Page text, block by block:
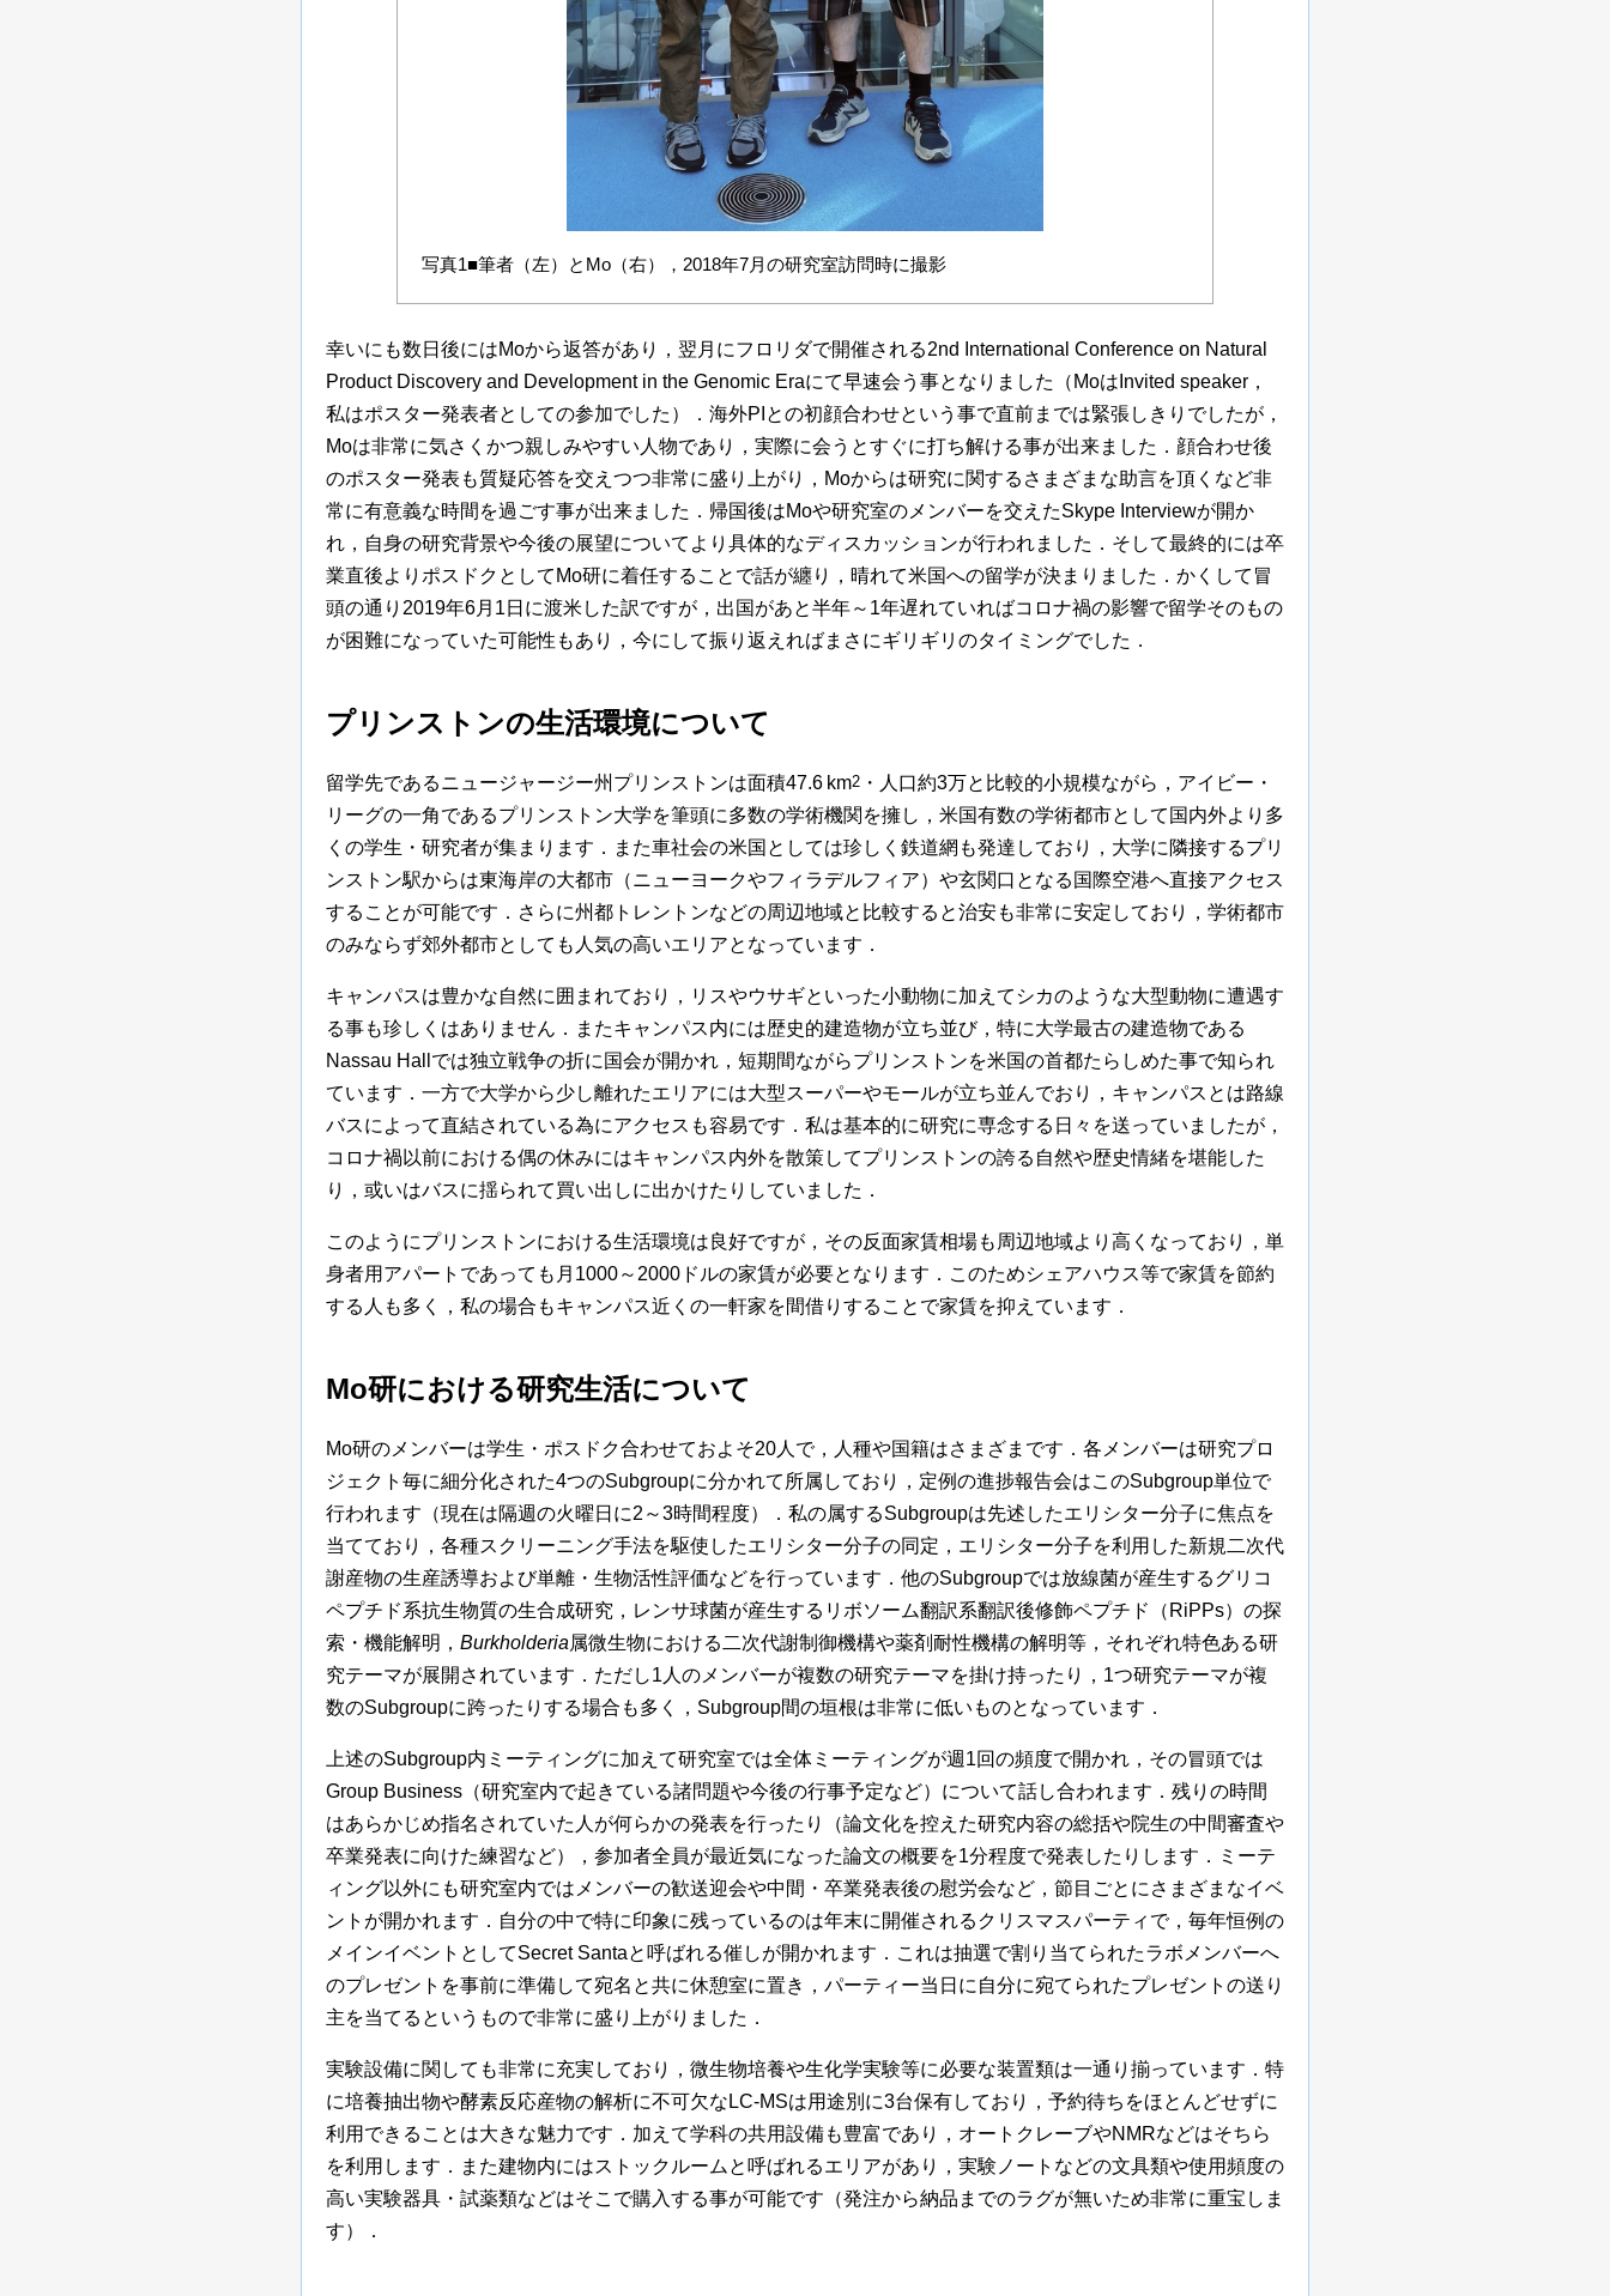
写真1■筆者（左）とMo（右），2018年7月の研究室訪問時に撮影
幸いにも数日後にはMoから返答があり，翌月にフロリダで開催される2nd International Conference on Natural
Product Discovery and Development in the Genomic Eraにて早速会う事となりました（MoはInvited speaker，
私はポスター発表者としての参加でした）．海外PIとの初顔合わせという事で直前までは緊張しきりでしたが，
Moは非常に気さくかつ親しみやすい人物であり，実際に会うとすぐに打ち解ける事が出来ました．顔合わせ後
のポスター発表も質疑応答を交えつつ非常に盛り上がり，Moからは研究に関するさまざまな助言を頂くなど非
常に有意義な時間を過ごす事が出来ました．帰国後はMoや研究室のメンバーを交えたSkype Interviewが開か
れ，自身の研究背景や今後の展望についてより具体的なディスカッションが行われました．そして最終的には卒
業直後よりポスドクとしてMo研に着任することで話が纏り，晴れて米国への留学が決まりました．かくして冒
頭の通り2019年6月1日に渡米した訳ですが，出国があと半年～1年遅れていればコロナ禍の影響で留学そのもの
が困難になっていた可能性もあり，今にして振り返えればまさにギリギリのタイミングでした．
プリンストンの生活環境について
留学先であるニュージャージー州プリンストンは面積47.6 km2 ・人口約3万と比較的小規模ながら，アイビー・
リーグの一角であるプリンストン大学を筆頭に多数の学術機関を擁し，米国有数の学術都市として国内外より多
くの学生・研究者が集まります．また車社会の米国としては珍しく鉄道網も発達しており，大学に隣接するプリ
ンストン駅からは東海岸の大都市（ニューヨークやフィラデルフィア）や玄関口となる国際空港へ直接アクセス
することが可能です．さらに州都トレントンなどの周辺地域と比較すると治安も非常に安定しており，学術都市
のみならず郊外都市としても人気の高いエリアとなっています．
キャンパスは豊かな自然に囲まれており，リスやウサギといった小動物に加えてシカのような大型動物に遭遇す
る事も珍しくはありません．またキャンパス内には歴史的建造物が立ち並び，特に大学最古の建造物である
Nassau Hallでは独立戦争の折に国会が開かれ，短期間ながらプリンストンを米国の首都たらしめた事で知られ
ています．一方で大学から少し離れたエリアには大型スーパーやモールが立ち並んでおり，キャンパスとは路線
バスによって直結されている為にアクセスも容易です．私は基本的に研究に専念する日々を送っていましたが，
コロナ禍以前における偶の休みにはキャンパス内外を散策してプリンストンの誇る自然や歴史情緒を堪能した
り，或いはバスに揺られて買い出しに出かけたりしていました．
このようにプリンストンにおける生活環境は良好ですが，その反面家賃相場も周辺地域より高くなっており，単
身者用アパートであっても月1000～2000ドルの家賃が必要となります．このためシェアハウス等で家賃を節約
する人も多く，私の場合もキャンパス近くの一軒家を間借りすることで家賃を抑えています．
Mo研における研究生活について
Mo研のメンバーは学生・ポスドク合わせておよそ20人で，人種や国籍はさまざまです．各メンバーは研究プロ
ジェクト毎に細分化された4つのSubgroupに分かれて所属しており，定例の進捗報告会はこのSubgroup単位で
行われます（現在は隔週の火曜日に2～3時間程度）．私の属するSubgroupは先述したエリシター分子に焦点を
当てており，各種スクリーニング手法を駆使したエリシター分子の同定，エリシター分子を利用した新規二次代
謝産物の生産誘導および単離・生物活性評価などを行っています．他のSubgroupでは放線菌が産生するグリコ
ペプチド系抗生物質の生合成研究，レンサ球菌が産生するリボソーム翻訳系翻訳後修飾ペプチド（RiPPs）の探
索・機能解明， Burkholderia属微生物における二次代謝制御機構や薬剤耐性機構の解明等，それぞれ特色ある研
究テーマが展開されています．ただし1人のメンバーが複数の研究テーマを掛け持ったり，1つ研究テーマが複
数のSubgroupに跨ったりする場合も多く，Subgroup間の垣根は非常に低いものとなっています．
上述のSubgroup内ミーティングに加えて研究室では全体ミーティングが週1回の頻度で開かれ，その冒頭では
Group Business（研究室内で起きている諸問題や今後の行事予定など）について話し合われます．残りの時間
はあらかじめ指名されていた人が何らかの発表を行ったり（論文化を控えた研究内容の総括や院生の中間審査や
卒業発表に向けた練習など），参加者全員が最近気になった論文の概要を1分程度で発表したりします．ミーテ
ィング以外にも研究室内ではメンバーの歓送迎会や中間・卒業発表後の慰労会など，節目ごとにさまざまなイベ
ントが開かれます．自分の中で特に印象に残っているのは年末に開催されるクリスマスパーティで，毎年恒例の
メインイベントとしてSecret Santaと呼ばれる催しが開かれます．これは抽選で割り当てられたラボメンバーへ
のプレゼントを事前に準備して宛名と共に休憩室に置き，パーティー当日に自分に宛てられたプレゼントの送り
主を当てるというもので非常に盛り上がりました．
実験設備に関しても非常に充実しており，微生物培養や生化学実験等に必要な装置類は一通り揃っています．特
に培養抽出物や酵素反応産物の解析に不可欠なLC-MSは用途別に3台保有しており，予約待ちをほとんどせずに
利用できることは大きな魅力です．加えて学科の共用設備も豊富であり，オートクレーブやNMRなどはそちら
を利用します．また建物内にはストックルームと呼ばれるエリアがあり，実験ノートなどの文具類や使用頻度の
高い実験器具・試薬類などはそこで購入する事が可能です（発注から納品までのラグが無いため非常に重宝しま
す）．